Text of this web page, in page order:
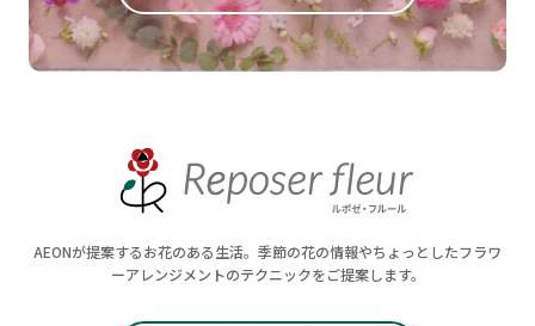
AEONが提案するお花のある生活。季節の花の情報やちょっとしたフラワ
ーアレンジメントのテクニックをご提案します。